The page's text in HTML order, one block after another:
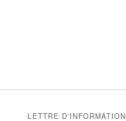
LETTRE D'INFORMATION